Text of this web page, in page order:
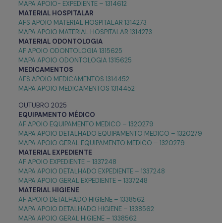
MAPA APOIO- EXPEDIENTE – 1314612
MATERIAL HOSPITALAR
AFS APOIO MATERIAL HOSPITALAR 1314273
MAPA APOIO MATERIAL HOSPITALAR 1314273
MATERIAL ODONTOLOGIA
AF APOIO ODONTOLOGIA 1315625
MAPA APOIO ODONTOLOGIA 1315625
MEDICAMENTOS
AFS APOIO MEDICAMENTOS 1314452
MAPA APOIO MEDICAMENTOS 1314452
OUTUBRO 2025
EQUIPAMENTO MÉDICO
AF APOIO EQUIPAMENTO MEDICO – 1320279
MAPA APOIO DETALHADO EQUIPAMENTO MEDICO – 1320279
MAPA APOIO GERAL EQUIPAMENTO MEDICO – 1320279
MATERIAL EXPEDIENTE
AF APOIO EXPEDIENTE – 1337248
MAPA APOIO DETALHADO EXPEDIENTE – 1337248
MAPA APOIO GERAL EXPEDIENTE – 1337248
MATERIAL HIGIENE
AF APOIO DETALHADO HIGIENE – 1338562
MAPA APOIO DETALHADO HIGIENE – 1338562
MAPA APOIO GERAL HIGIENE – 1338562